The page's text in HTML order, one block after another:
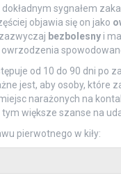
sygnałem
objawia się on jako
bezbolesnyi
od 10 do 90 dni po
jest, aby osoby, które
narażonych na
większe szanse na
pierwotnego w kiły: